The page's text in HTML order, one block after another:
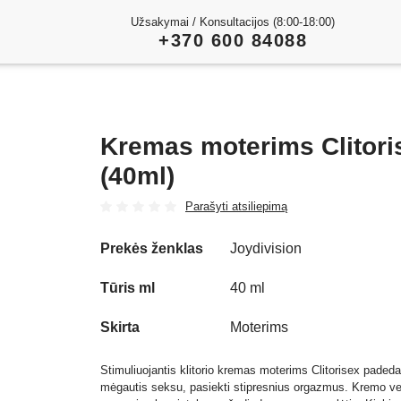
Užsakymai / Konsultacijos (8:00-18:00)
+370 600 84088
Kremas moterims
(40ml)
Parašyti atsiliepimą
Prekės ženklas Joydivision
Tūris ml 40 ml
Skirta Moterims
Stimuliuojantis klitorio kremas moterims Clitorisex
mėgautis seksu, pasiekti stipresnius orgazmus. Kremo